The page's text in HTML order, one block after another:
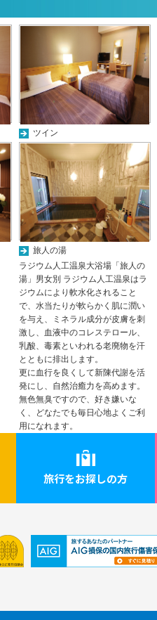
ツイン
旅人の湯
ラジウム人工温泉大浴場「旅人の
湯」男女別 ラジウム人工温泉はラ
ジウムにより軟水化されること
で、水当たりが軟らかく肌に潤い
を与え、ミネラル成分が皮膚を刺
激し、血液中のコレステロール、
乳酸、毒素といわれる老廃物を汗
とともに排出します。
更に血行を良くして新陳代謝を活
発にし、自然治癒力を高めます。
無色無臭ですので、好き嫌いな
く、どなたでも毎日心地よくご利
用になれます。
旅行をお探しの方